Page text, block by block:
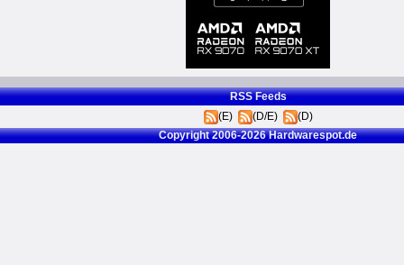
RSS Feeds
(E)
(D/E)
(D)
Copyright 2006-2026 Hardwarespot.de